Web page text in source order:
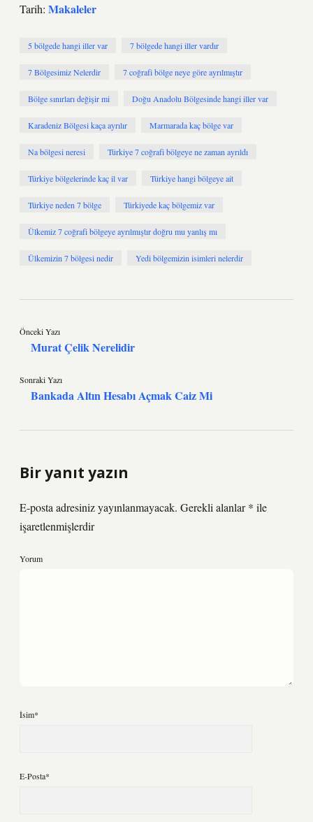
Tarih: Makaleler
5 bölgede hangi iller var 7 bölgede hangi iller vardır
7 Bölgesimiz Nelerdir 7 coğrafi bölge neye göre ayrılmıştır
Bölge sınırları değişir mi Doğu Anadolu Bölgesinde hangi iller var
Karadeniz Bölgesi kaça ayrılır Marmarada kaç bölge var
Na bölgesi neresi Türkiye 7 coğrafi bölgeye ne zaman ayrıldı
Türkiye bölgelerinde kaç il var Türkiye hangi bölgeye ait
Türkiye neden 7 bölge Türkiyede kaç bölgemiz var
Ülkemiz 7 coğrafi bölgeye ayrılmıştır doğru mu yanlış mı
Ülkemizin 7 bölgesi nedir Yedi bölgemizin isimleri nelerdir
Önceki Yazı
Murat Çelik Nerelidir
Sonraki Yazı
Bankada Altın Hesabı Açmak Caiz Mi
Bir yanıt yazın
E-posta adresiniz yayınlanmayacak. Gerekli alanlar* ile
işaretlenmişlerdir
Yorum
İsim*
E-Posta*